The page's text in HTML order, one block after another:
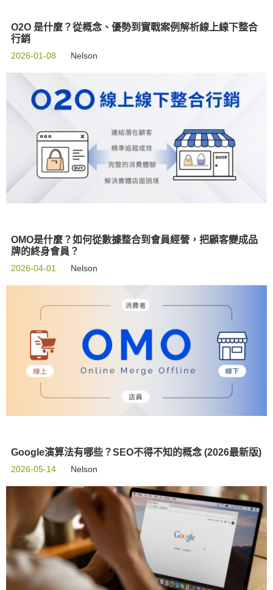
O2O 是什麼？從概念、優勢到實戰案例解析線上線下整合
行銷
2026-01-08 Nelson
OMO是什麼？如何從數據整合到會員經營，把顧客變成品
牌的終身會員？
2026-04-01 Nelson
Google演算法有哪些？SEO不得不知的概念 (2026最新版)
2026-05-14 Nelson